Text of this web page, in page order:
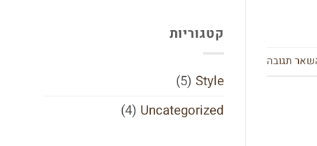
תגובה
קטגוריות
Style
(5)
Uncategorized
(4)